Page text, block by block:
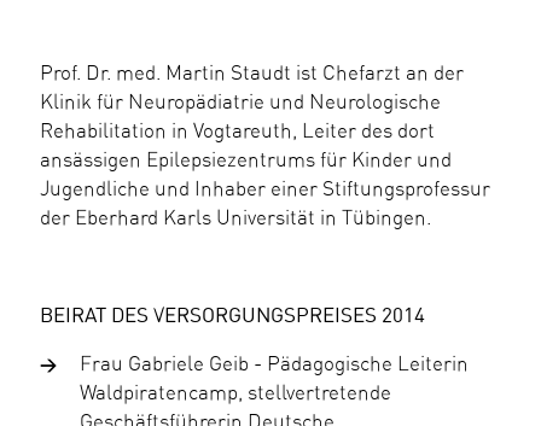
Prof. Dr. med. Martin Staudt ist Chefarzt an der
Klinik für Neuropädiatrie und Neurologische
Rehabilitation in Vogtareuth, Leiter des dort
ansässigen Epilepsiezentrums für Kinder und
Jugendliche und Inhaber einer Stiftungsprofessur
der Eberhard Karls Universität in Tübingen.
BEIRAT DES VERSORGUNGSPREISES 2014
Frau Gabriele Geib - Pädagogische Leiterin
Waldpiratencamp, stellvertretende